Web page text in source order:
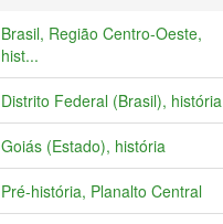
Brasil, Região Centro-Oeste,
hist...
Distrito Federal (Brasil), história
Goiás (Estado), história
Pré-história, Planalto Central